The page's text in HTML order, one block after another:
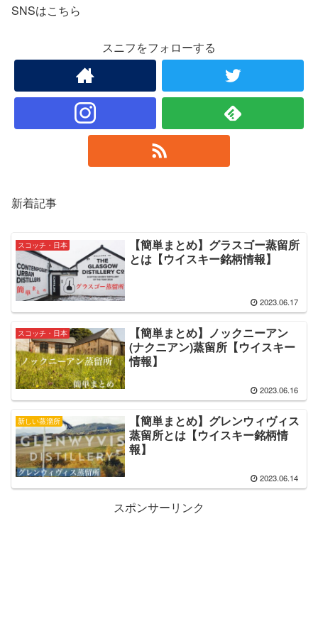
SNSはこちら
スニフをフォローする
新着記事
スコッチ・日本
【簡単まとめ】グラスゴー蒸留所
とは【ウイスキー銘柄情報】
2023.06.17
スコッチ・日本
【簡単まとめ】ノックニーアン
(ナクニアン)蒸留所【ウイスキー
情報】
2023.06.16
新しい蒸溜所
【簡単まとめ】グレンウィヴィス
蒸留所とは【ウイスキー銘柄情
報】
2023.06.14
スポンサーリンク